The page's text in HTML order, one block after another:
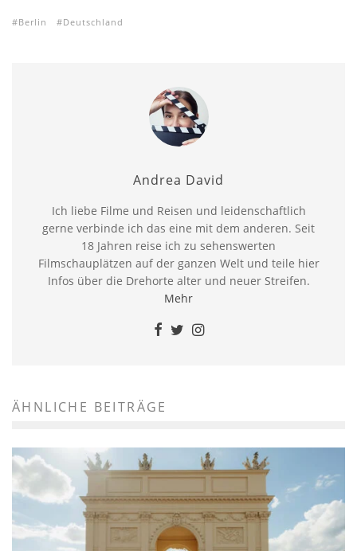
Berlin Deutschland
Andrea David
Ich liebe Filme und Reisen und leidenschaftlich
gerne verbinde ich das eine mit dem anderen. Seit
18 Jahren reise ich zu sehenswerten
Filmschauplätzen auf der ganzen Welt und teile hier
Infos über die Drehorte alter und neuer Streifen.
Mehr
ÄHNLICHE BEITRÄGE